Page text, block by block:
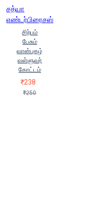
சத்யா
எண்டர்பிரைசஸ்
சிற்பம்
பேசும்
வான்புகழ்
வள்ளுவர்
கோட்டம்
₹238
₹250